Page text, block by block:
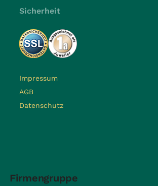
Sicherheit
Impressum
AGB
Datenschutz
Firmengruppe